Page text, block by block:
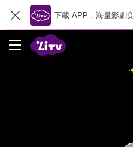
下載 APP，海量影劇